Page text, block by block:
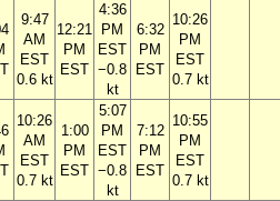
9:47
AM
EST
0.6 kt
12:21
PM
EST
4:36
PM
EST
−0.8
kt
6:32
PM
EST
10:26
PM
EST
0.7 kt
10:26
AM
EST
0.7 kt
1:00
PM
EST
5:07
PM
EST
−0.8
kt
7:12
PM
EST
10:55
PM
EST
0.7 kt